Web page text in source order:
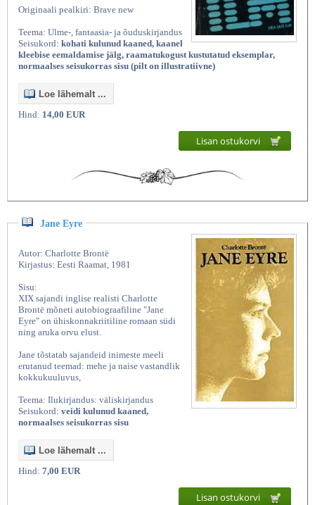
Originaali pealkiri: Brave new
Teema: Ulme-, fantaasia- ja õuduskirjandus
Seisukord: kohati kulunud kaaned, kaanel
kleebise eemaldamise jälg, raamatukogust kustutatud eksemplar,
normaalses seisukorras sisu (pilt on illustratiivne)
Loe lähemalt ...
Hind: 14,00 EUR
Lisan ostukorvi
Jane Eyre
Autor: Charlotte Brontë
Kirjastus: Eesti Raamat, 1981
Sisu:
XIX sajandi inglise realisti Charlotte
Brontë mõneti autobiograafiline "Jane
Eyre" on ühiskonnakriitiline romaan südi
ning aruka orvu elust.
Jane tõstatab sajandeid inimeste meeli
erutanud teemad: mehe ja naise vastandlik
kokkukuuluvus,
Teema: Ilukirjandus: väliskirjandus
Seisukord: veidi kulunud kaaned,
normaalses seisukorras sisu
Loe lähemalt ...
Hind: 7,00 EUR
Lisan ostukorvi